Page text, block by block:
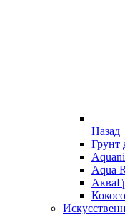
Назад
Грунт
Aqua